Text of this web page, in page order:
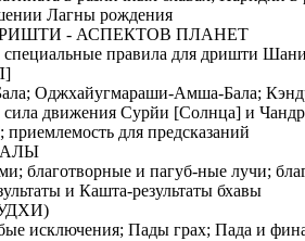
Лагны рождения
- АСПЕКТОВ ПЛАНЕТ
правила для дришти
Оджхайугмараши-Амша-Бала;
сила движения Сyрйи [Солнца] и
для предсказаний
благотворные и пагуб-ные лучи;
и Кашта-результаты бхaвы
исключения; Пады грах; Пада и